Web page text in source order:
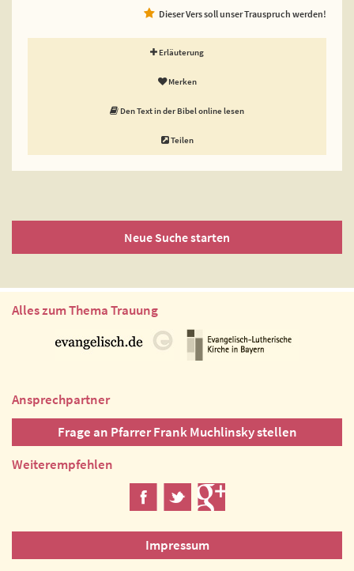
Dieser Vers soll unser Trauspruch werden!
Erläuterung
Merken
Den Text in der Bibel online lesen
Teilen
Neue Suche starten
Alles zum Thema Trauung
Ansprechpartner
Frage an Pfarrer Frank Muchlinsky stellen
Weiterempfehlen
Impressum